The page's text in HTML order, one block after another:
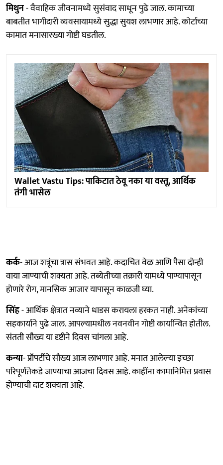
मिथुन- वैवाहिक जीवनामध्ये सुसंवाद साधून पुढे जाल. कामाच्या
बाबतीत भागीदारी व्यवसायामध्ये सुद्धा सुयश लाभणार आहे. कोर्टाच्या
कामात मनासारख्या गोष्टी घडतील.
Wallet Vastu Tips: पाकिटात ठेवू नका या वस्तू, आर्थिक
तंगी भासेल
कर्क- आज शत्रूंचा त्रास संभवत आहे. कदाचित वेळ आणि पैसा दोन्ही
वाया जाण्याची शक्यता आहे. तब्येतीच्या तक्रारी यामध्ये पाण्यापासून
होणारे रोग, मानसिक आजार यापासून काळजी घ्या.
सिंह- आर्थिक क्षेत्रात नव्याने धाडस करायला हरकत नाही. अनेकांच्या
सहकार्याने पुढे जाल. आपल्यामधील नवनवीन गोष्टी कार्यान्वित होतील.
संतती सौख्य या दृष्टीने दिवस चांगला आहे.
कन्या- प्रॉपर्टीचे सौख्य आज लाभणार आहे. मनात आलेल्या इच्छा
परिपूर्णतेकडे जाण्याचा आजचा दिवस आहे. काहींना कामानिमित्त प्रवास
होण्याची दाट शक्यता आहे.